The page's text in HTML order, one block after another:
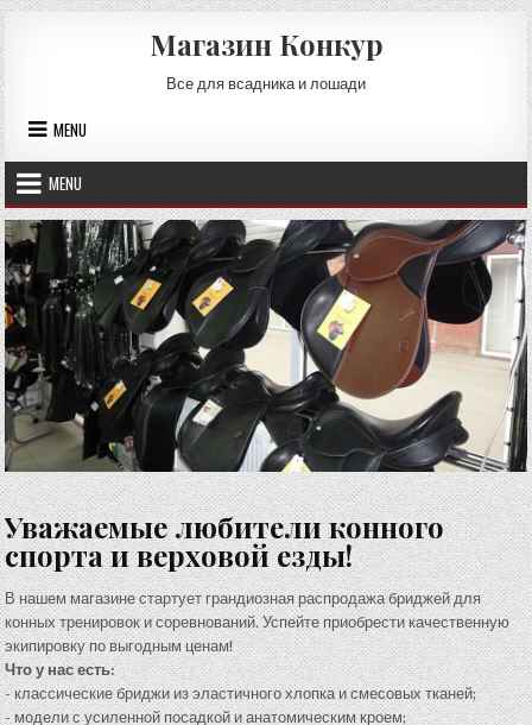
Skip
to
content
Магазин Конкур
Все для всадника и лошади
MENU
MENU
Уважаемые любители конного
спорта и верховой езды!
В нашем магазине стартует грандиозная распродажа бриджей для
конных тренировок и соревнований. Успейте приобрести качественную
экипировку по выгодным ценам!
Что у нас есть:
- классические бриджи из эластичного хлопка и смесовых тканей;
- модели с усиленной посадкой и анатомическим кроем;